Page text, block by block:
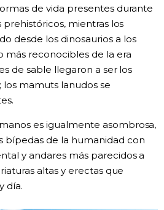
de vida presentes durante
mientras los
desde los dinosaurios a los
más reconocibles de la era
de sable llegaron a ser los
los mamuts lanudos se
es igualmente asombrosa,
bípedas de la humanidad con
y andares más parecidos a
altas y erectas que
día.